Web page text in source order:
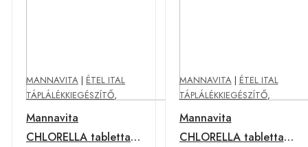
MANNAVITA | ÉTEL ITAL
TÁPLÁLÉKKIEGÉSZÍTŐ,
Mannavita
CHLORELLA tabletta
MANNAVITA| ÉTEL ITAL
TÁPLÁLÉKKIEGÉSZÍTŐ,
Mannavita
CHLORELLA tabletta